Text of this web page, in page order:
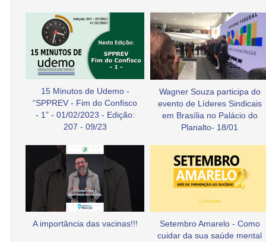
15 Minutos de Udemo -
“SPPREV - Fim do Confisco
- 1” - 01/02/2023 - Edição:
207 - 09/23
Wagner Souza participa do
evento de Líderes Sindicais
em Brasília no Palácio do
Planalto- 18/01
A importância das vacinas!!!
Setembro Amarelo - Como
cuidar da sua saúde mental